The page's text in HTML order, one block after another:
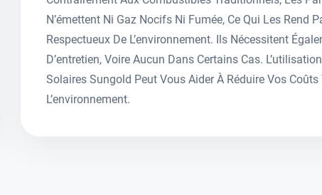
N’émettent Ni Gaz Nocifs Ni Fumée, Ce Qui Les Rend
Respectueux De L’environnement. Ils Nécessitent
D’entretien, Voire Aucun Dans Certains Cas.
Solaires Sungold Peut Vous Aider À Réduire Vos
L’environnement.